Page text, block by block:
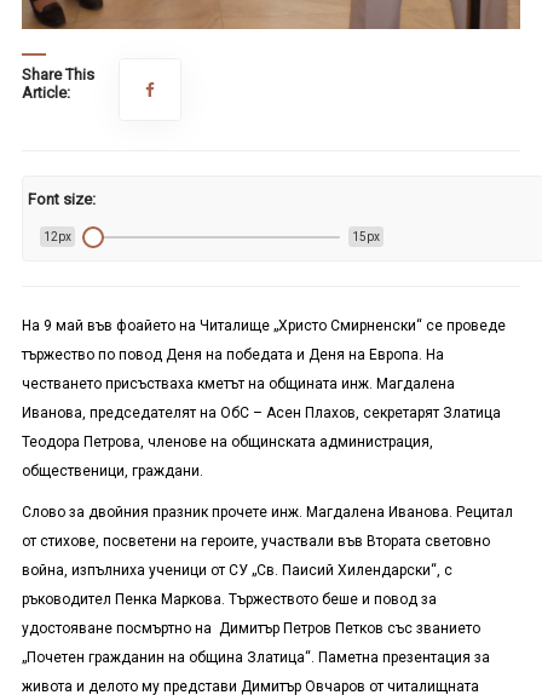
Share This
Article:
Font size:
12px 15px
На 9 май във фоайето на Читалище „Христо Смирненски“ се проведе
тържество по повод Деня на победата и Деня на Европа. На
честването присъстваха кметът на общината инж. Магдалена
Иванова, председателят на ОбС – Асен Плахов, секретарят Златица
Теодора Петрова, членове на общинската администрация,
общественици, граждани.
Слово за двойния празник прочете инж. Магдалена Иванова. Рецитал
от стихове, посветени на героите, участвали във Втората световно
война, изпълниха ученици от СУ „Св. Паисий Хилендарски“, с
ръководител Пенка Маркова. Тържеството беше и повод за
удостояване посмъртно на Димитър Петров Петков със званието
„Почетен гражданин на община Златица“. Паметна презентация за
живота и делото му представи Димитър Овчаров от читалищната